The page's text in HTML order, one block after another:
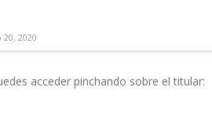
2020
acceder pinchando sobre el titular: